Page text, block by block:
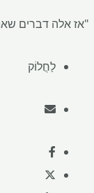
"אז אלה דברים
לַחֲלוֹק